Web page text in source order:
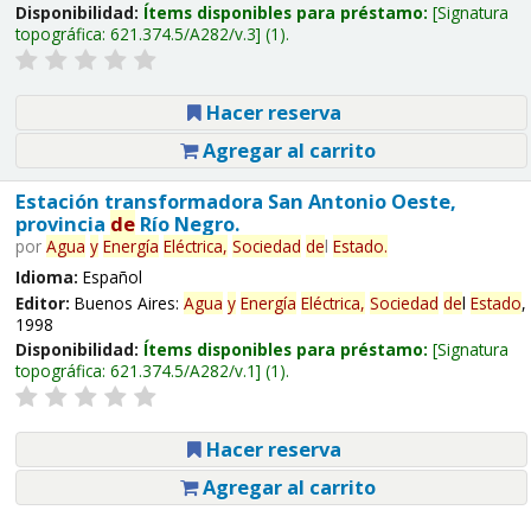
Disponibilidad: Ítems disponibles para préstamo: Signatura
topográfica: 621.374.5/A282/v.3 (1).
Hacer reserva
Agregar al carrito
Estación transformadora San Antonio Oeste,
provincia deRío Negro.
por Agua y Energía Eléctrica, Sociedad del Estado.
Idioma: Español
Editor: Buenos Aires: Agua y Energía Eléctrica, Sociedad del Estado,
1998
Disponibilidad: Ítems disponibles para préstamo: Signatura
topográfica: 621.374.5/A282/v.1 (1).
Hacer reserva
Agregar al carrito